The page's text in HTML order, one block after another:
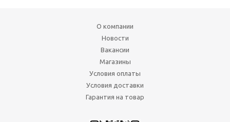
О компании
Новости
Вакансии
Магазины
Условия оплаты
Условия доставки
Гарантия на товар